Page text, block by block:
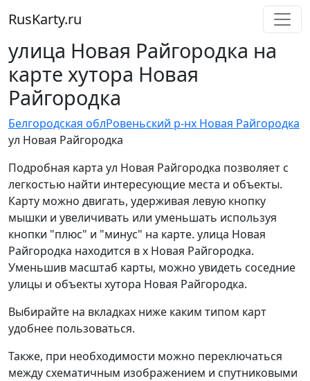
RusKarty.ru
улица Новая Райгородка на
карте хутора Новая
Райгородка
Белгородская облРовеньский р-нх Новая Райгородка
ул Новая Райгородка
Подробная карта ул Новая Райгородка позволяет с
легкостью найти интересующие места и объекты.
Карту можно двигать, удерживая левую кнопку
мышки и увеличивать или уменьшать используя
кнопки "плюс" и "минус" на карте. улица Новая
Райгородка находится в х Новая Райгородка.
Уменьшив масштаб карты, можно увидеть соседние
улицы и объекты хутора Новая Райгородка.
Выбирайте на вкладках ниже каким типом карт
удобнее пользоваться.
Также, при необходимости можно переключаться
между схематичным изображением и спутниковыми